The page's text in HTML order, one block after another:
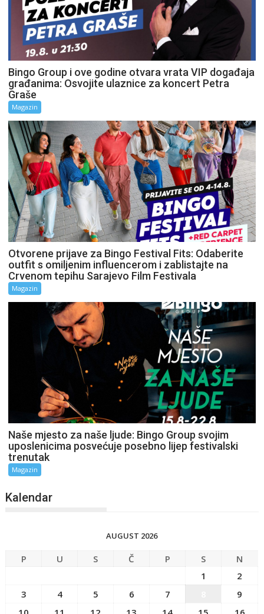
Bingo Group i ove godine otvara vrata VIP događaja
građanima: Osvojite ulaznice za koncert Petra
Graše
Magazin
Otvorene prijave za Bingo Festival Fits: Odaberite
outfit s omiljenim influencerom i zablistajte na
Crvenom tepihu Sarajevo Film Festivala
Magazin
Naše mjesto za naše ljude: Bingo Group svojim
uposlenicima posvećuje posebno lijep festivalski
trenutak
Magazin
Kalendar
AUGUST 2026
P U S Č P S
N
1
2
3
4 5 6 7
9